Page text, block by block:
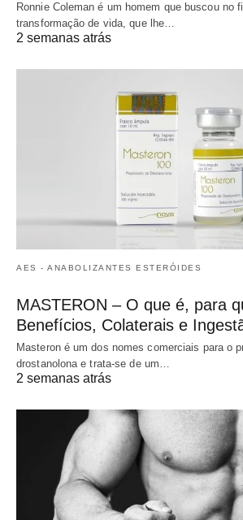
Ronnie Coleman é um homem que buscou no
transformação de vida, que lhe…
2 semanas atrás
AES - ANABOLIZANTES ESTERÓIDES
MASTERON – O que é, para
Benefícios, Colaterais e
Masteron é um dos nomes comerciais para o
drostanolona e trata-se de um…
2 semanas atrás